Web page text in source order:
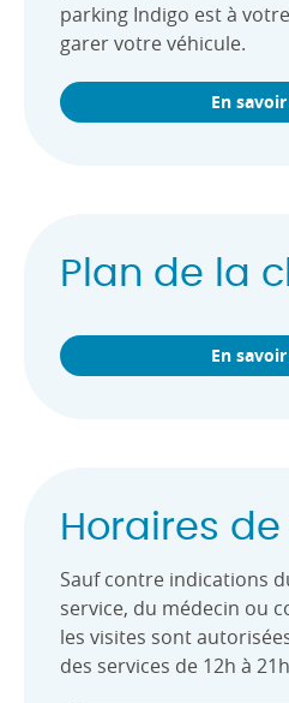
parking Indigo est à
garer votre véhicule.
En
Plan de la
En
Horaires
Sauf contre indications
service, du médecin ou
les visites sont
des services de 12h à